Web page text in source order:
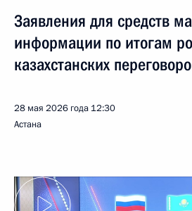
Заявления для средств
информации по итогам
казахстанских
28 мая 2026 года 12:30
Астана